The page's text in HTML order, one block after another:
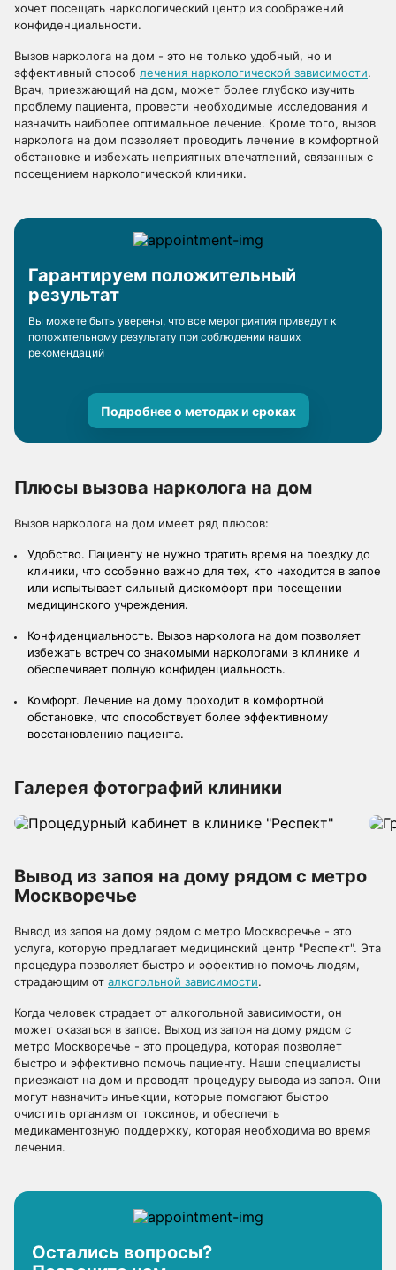
хочет посещать наркологический центр из соображений
конфиденциальности.
Вызов нарколога на дом - это не только удобный, но и
эффективный способ лечения наркологической зависимости.
Врач, приезжающий на дом, может более глубоко изучить
проблему пациента, провести необходимые исследования и
назначить наиболее оптимальное лечение. Кроме того, вызов
нарколога на дом позволяет проводить лечение в комфортной
обстановке и избежать неприятных впечатлений, связанных с
посещением наркологической клиники.
Гарантируем положительный
результат
Вы можете быть уверены, что все мероприятия приведут к
положительному результату при соблюдении наших
рекомендаций
Подробнее о методах и сроках
Плюсы вызова нарколога на дом
Вызов нарколога на дом имеет ряд плюсов:
Удобство. Пациенту не нужно тратить время на поездку до
клиники, что особенно важно для тех, кто находится в запое
или испытывает сильный дискомфорт при посещении
медицинского учреждения.
Конфиденциальность. Вызов нарколога на дом позволяет
избежать встреч со знакомыми наркологами в клинике и
обеспечивает полную конфиденциальность.
Комфорт. Лечение на дому проходит в комфортной
обстановке, что способствует более эффективному
восстановлению пациента.
Галерея фотографий клиники
Вывод из запоя на дому рядом с метро
Москворечье
Вывод из запоя на дому рядом с метро Москворечье - это
услуга, которую предлагает медицинский центр "Респект". Эта
процедура позволяет быстро и эффективно помочь людям,
страдающим от алкогольной зависимости.
Когда человек страдает от алкогольной зависимости, он
может оказаться в запое. Выход из запоя на дому рядом с
метро Москворечье - это процедура, которая позволяет
быстро и эффективно помочь пациенту. Наши специалисты
приезжают на дом и проводят процедуру вывода из запоя. Они
могут назначить инъекции, которые помогают быстро
очистить организм от токсинов, и обеспечить
медикаментозную поддержку, которая необходима во время
лечения.
Остались вопросы?